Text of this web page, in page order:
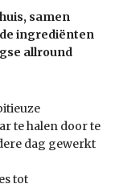
samen
ingrediënten
allround
te halen door te
dag gewerkt
tot